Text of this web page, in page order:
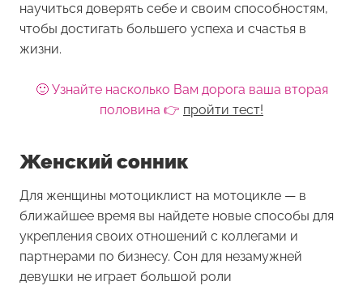
научиться доверять себе и своим способностям,
чтобы достигать большего успеха и счастья в
жизни.
🙂 Узнайте насколько Вам дорога ваша вторая
половина 👉 пройти тест!
Женский сонник
Для женщины мотоциклист на мотоцикле — в
ближайшее время вы найдете новые способы для
укрепления своих отношений с коллегами и
партнерами по бизнесу. Сон для незамужней
девушки не играет большой роли